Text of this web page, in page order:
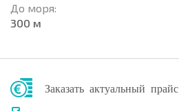
До моря:
300 м
Заказать актуальный прайс